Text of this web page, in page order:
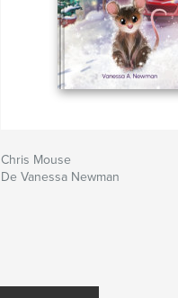
Chris Mouse
De Vanessa Newman